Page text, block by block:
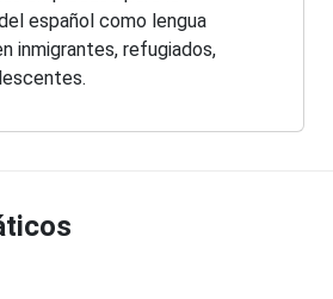
español como lengua
inmigrantes, refugiados,